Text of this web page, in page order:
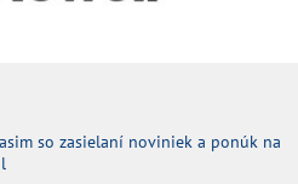
so zasielaní noviniek a ponúk na